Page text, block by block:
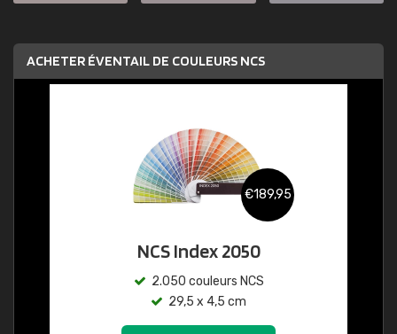
ACHETER ÉVENTAIL DE COULEURS NCS
€189,95
NCS Index 2050
2.050 couleurs NCS
29,5 x 4,5 cm